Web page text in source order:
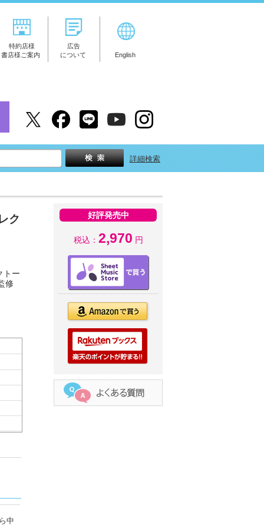
特約店様
書店様ご案内
広告
について
English
詳細検索
ク
トー
修
中
好評発売中
税込： 2,970 円